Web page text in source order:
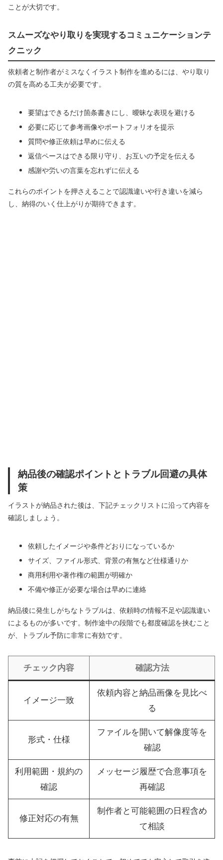
ことが大切です。
スムーズなやり取りを実現するコミュニケーションテ
クニック
依頼者と制作者がミスなくイラスト制作を進めるには、やり取り
の質を高める工夫が必要です。
要望はできるだけ箇条書きにし、曖昧な表現を避ける
必要に応じて参考画像やポートフォリオを提示
質問や修正依頼は早めに伝える
返信ペースはできる限り守り、お互いの予定を伝える
感謝や労いの言葉を忘れずに伝える
これらのポイントを押さえることで認識違いや行き違いを減ら
し、納得のいく仕上がりが期待できます。
納品後の確認ポイントとトラブル回避の具体
策
イラストが納品された後は、下記チェックリストに沿って内容を
確認しましょう。
依頼したイメージや条件どおりになっているか
サイズ、ファイル形式、背景の有無など仕様通りか
商用利用や著作権の範囲が明確か
不備や修正が必要な場合は早めに連絡
納品後に発生しがちなトラブルは、依頼時の情報不足や認識違い
によるものが多いです。制作途中の段階でも都度確認を挟むこと
が、トラブル予防に非常に有効です。
チェック内容 確認方法
イメージ一致
依頼内容と納品画像を見比べ
る
形式・仕様
ファイルを開いて解像度等を
確認
利用範囲・規約の
確認
メッセージ履歴で合意事項を
再確認
修正対応の有無
制作者と可能範囲の日程含め
て相談